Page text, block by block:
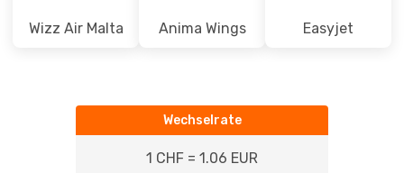
Wizz Air Malta Anima Wings Easyjet
Wechselrate
1 CHF = 1.06 EUR